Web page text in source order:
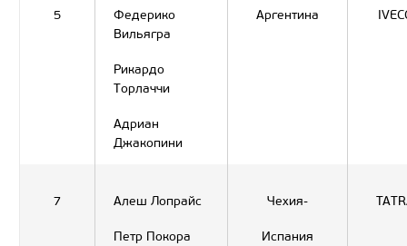
5
Федерико
Вильягра
Рикардо
Торлаччи
Адриан
Джакопини
Аргентина
7 Алеш Лопрайс
Петр Покора
Чехия-
Испания